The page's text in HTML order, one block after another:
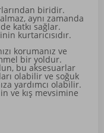
biridir.
aynı zamanda
katkı sağlar.
kurtarıcısıdır.
korumanız ve
bir yoldur.
bu aksesuarlar
olabilir ve soğuk
yardımcı olabilir.
ve kış mevsimine